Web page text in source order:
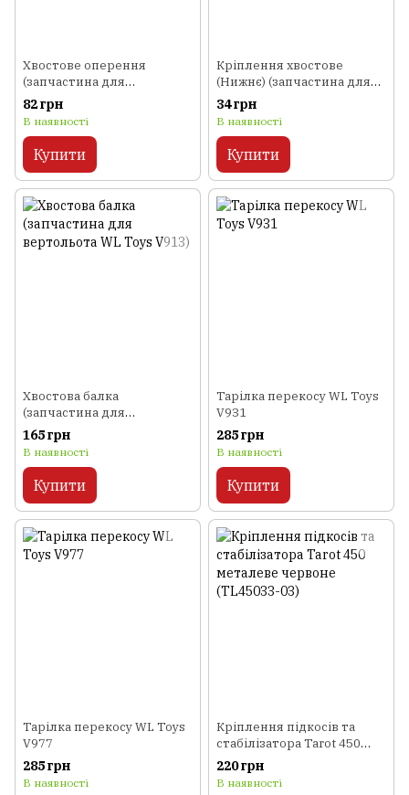
Хвостове оперення
(запчастина для
вертольота WL Toys V913)
82 грн
В наявності
Купити
Кріплення хвостове
(Нижнє) (запчастина для
вертольота WL Toys V913)
34 грн
В наявності
Купити
Хвостова балка
(запчастина для
вертольота WL Toys V913)
165 грн
В наявності
Купити
Тарілка перекосу WL Toys
V931
285 грн
В наявності
Купити
Тарілка перекосу WL Toys
V977
285 грн
В наявності
Кріплення підкосів та
стабілізатора Tarot 450
металеве червоне
(TL45033-03)
220 грн
В наявності